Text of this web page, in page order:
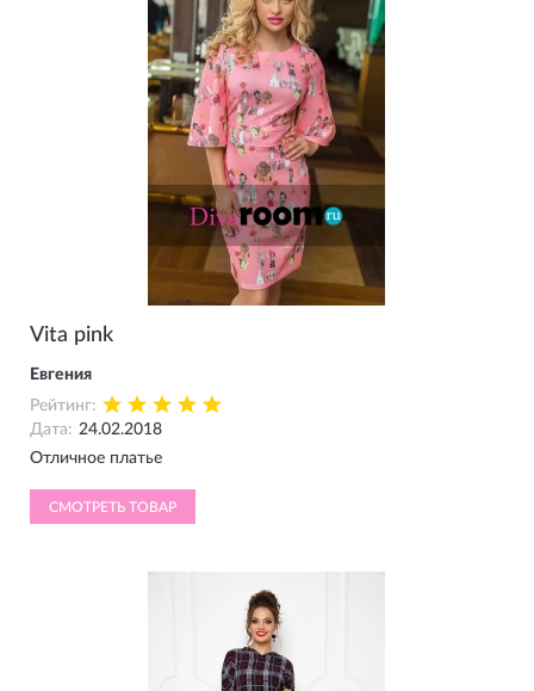
Vita pink
Евгения
Рейтинг:
Дата: 24.02.2018
Отличное платье
СМОТРЕТЬ ТОВАР